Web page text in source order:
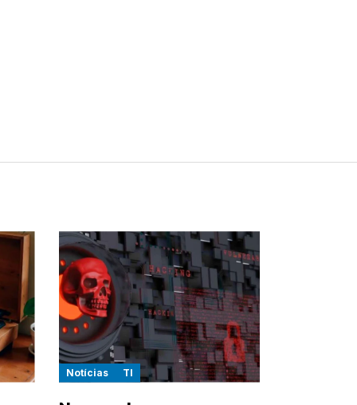
Notícias TI